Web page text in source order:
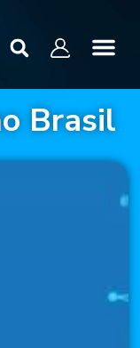
Brasil